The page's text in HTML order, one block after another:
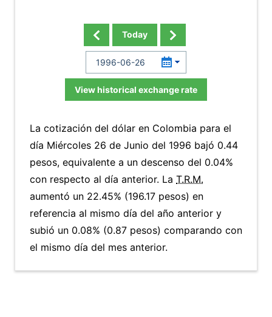
Today
View historical exchange rate
La cotización del dólar en Colombia para el
día Miércoles 26 de Junio del 1996 bajó 0.44
pesos, equivalente a un descenso del 0.04%
con respecto al día anterior. La T.R.M.
aumentó un 22.45% (196.17 pesos) en
referencia al mismo día del año anterior y
subió un 0.08% (0.87 pesos) comparando con
el mismo día del mes anterior.